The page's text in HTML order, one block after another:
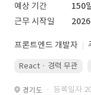
예상 기간
150
근무 시작일
프론트엔드 개발자
React · 경력 무관
경기도 · 등록일자